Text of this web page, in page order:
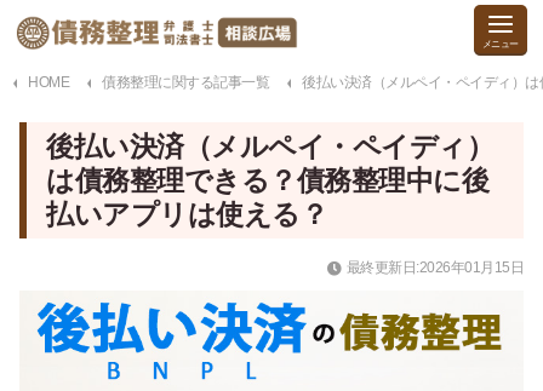
HOME 債務整理に関する記事一覧 後払い決済（メルペイ・ペイディ）
後払い決済（メルペイ・ペイディ）
は債務整理できる？債務整理中に後
払いアプリは使える？
最終更新日:2026年01月15日